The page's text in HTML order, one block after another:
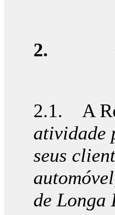
2.
2.1. A
atividade
seus
de